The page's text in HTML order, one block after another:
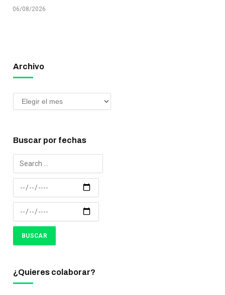
06/08/2026
Archivo
Buscar por fechas
¿Quieres colaborar?